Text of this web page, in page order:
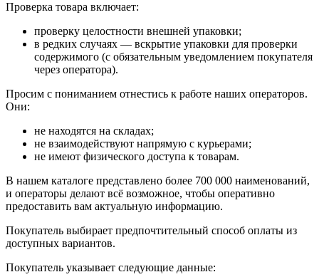
Проверка товара включает:
проверку целостности внешней упаковки;
в редких случаях — вскрытие упаковки для проверки
содержимого (с обязательным уведомлением покупателя
через оператора).
Просим с пониманием отнестись к работе наших операторов.
Они:
не находятся на складах;
не взаимодействуют напрямую с курьерами;
не имеют физического доступа к товарам.
В нашем каталоге представлено более 700 000 наименований,
и операторы делают всё возможное, чтобы оперативно
предоставить вам актуальную информацию.
Покупатель выбирает предпочтительный способ оплаты из
доступных вариантов.
Покупатель указывает следующие данные: